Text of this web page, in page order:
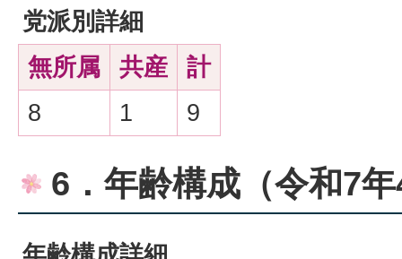
党派別詳細
無所属
共産
計
8
1 9
6．年齢構成（令和7